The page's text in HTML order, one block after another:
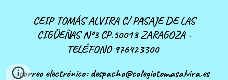
CEIP TOMÁS ALVIRA C/ PASAJE DE LAS
CIGÜEÑAS Nº3 CP.50013 ZARAGOZA -
TELÉFONO 976423300
correo electrónico: despacho@colegiotomasalvira.es